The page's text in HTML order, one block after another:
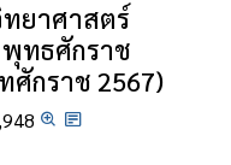
ทยาศาสตร์
ทธศักราช
กราช 2567)